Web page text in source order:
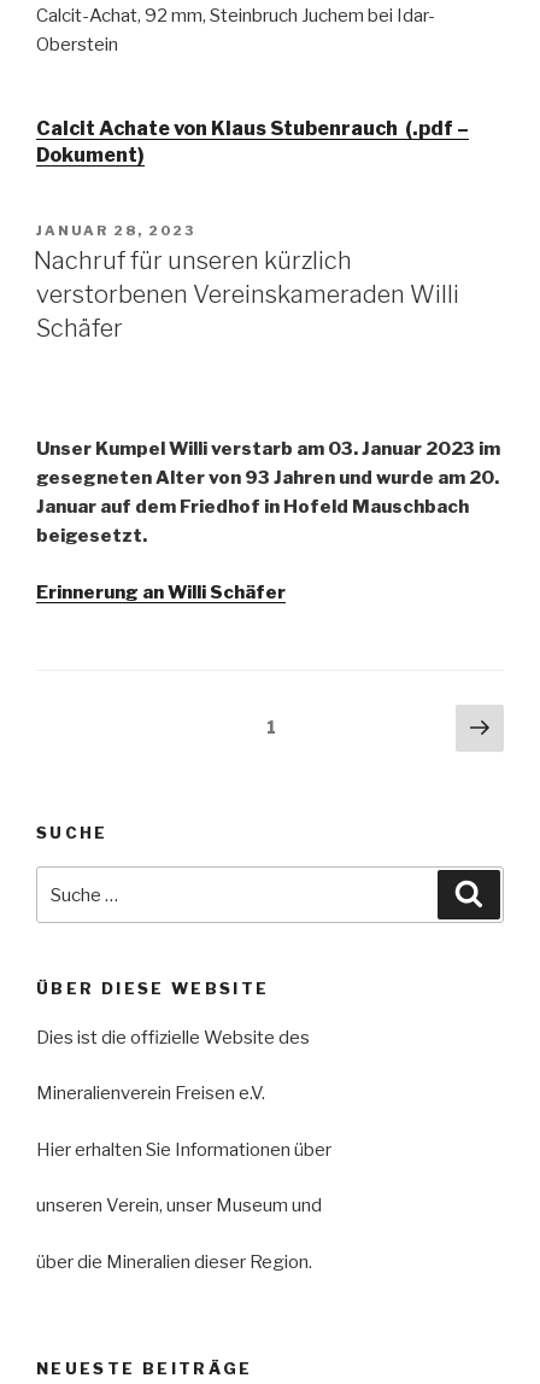
Calcit-Achat, 92 mm, Steinbruch Juchem bei Idar-
Oberstein
Calcit Achate von Klaus Stubenrauch (.pdf –
Dokument)
VERÖFFENTLICHT
AM
JANUAR 28, 2023
Nachruf für unseren kürzlich
verstorbenen Vereinskameraden Willi
Schäfer
Unser Kumpel Willi verstarb am 03. Januar 2023 im
gesegneten Alter von 93 Jahren und wurde am 20.
Januar auf dem Friedhof in Hofeld Mauschbach
beigesetzt.
Erinnerung an Willi Schäfer
Seitennummerierung1
SUCHE
ÜBER DIESE WEBSITE
Dies ist die offizielle Website des
Mineralienverein Freisen e.V.
Hier erhalten Sie Informationen über
unseren Verein, unser Museum und
über die Mineralien dieser Region.
NEUESTE BEITRÄGE